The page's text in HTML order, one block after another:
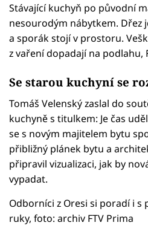
Stávající kuchyň po původní
nesourodým nábytkem. Dřez
a sporák stojí v prostoru.
z vaření dopadají na podlahu,
Se starou kuchyní se
Tomáš Velenský zaslal do
kuchyně s titulkem: Je čas
se s novým majitelem bytu
přibližný plánek bytu a
připravil vizualizaci, jak by
vypadat.
Odborníci z Oresi si poradí i
ruky, foto: archiv FTV Prima